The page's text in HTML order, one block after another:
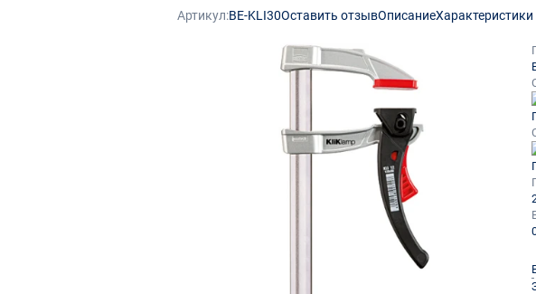
Артикул:BE-KLI30Оставить отзывОписаниеХарактеристики